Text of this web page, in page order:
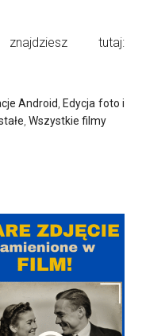
tutaj:
Android
Edycja foto i
,Wszystkie filmy